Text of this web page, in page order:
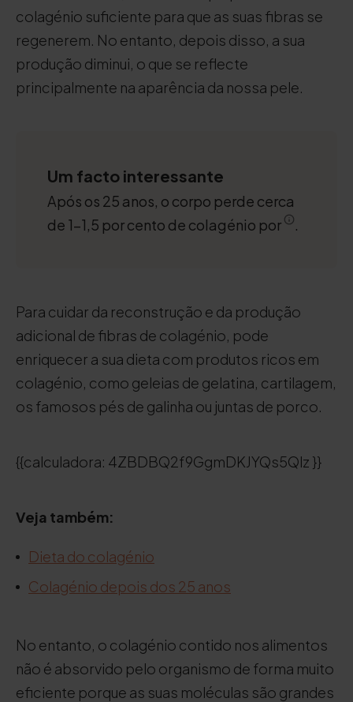
colagénio suficiente para que as suas fibras se
regenerem. No entanto, depois disso, a sua
produção diminui, o que se reflecte
principalmente na aparência da nossa pele.
Um facto interessante
Após os 25 anos, o corpo perde cerca
de 1-1,5 por cento de colagénio por
.
Para cuidar da reconstrução e da produção
adicional de fibras de colagénio, pode
enriquecer a sua dieta com produtos ricos em
colagénio, como geleias de gelatina, cartilagem,
os famosos pés de galinha ou juntas de porco.
{{calculadora: 4ZBDBQ2f9GgmDKJYQs5Qlz }}
Veja também:
Dieta do colagénio
Colagénio depois dos 25 anos
No entanto, o colagénio contido nos alimentos
não é absorvido pelo organismo de forma muito
eficiente porque as suas moléculas são grandes